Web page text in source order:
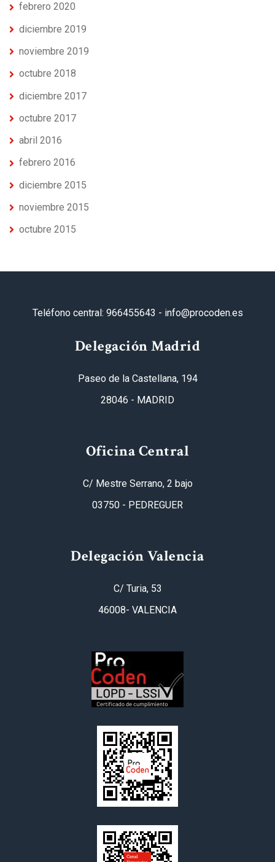
febrero 2020
diciembre 2019
noviembre 2019
octubre 2018
diciembre 2017
octubre 2017
abril 2016
febrero 2016
diciembre 2015
noviembre 2015
octubre 2015
Teléfono central: 966455643 - info@procoden.es
Delegación Madrid
Paseo de la Castellana, 194
28046 - MADRID
Oficina Central
C/ Mestre Serrano, 2 bajo
03750 - PEDREGUER
Delegación Valencia
C/ Turia, 53
46008- VALENCIA